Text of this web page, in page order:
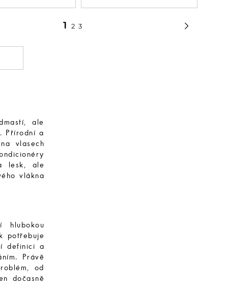
12 3 
ale
Přírodní a
vlasech
lesk, ale
vlákna
hlubokou
potřebuje
definici a
Právě
od
dočasně